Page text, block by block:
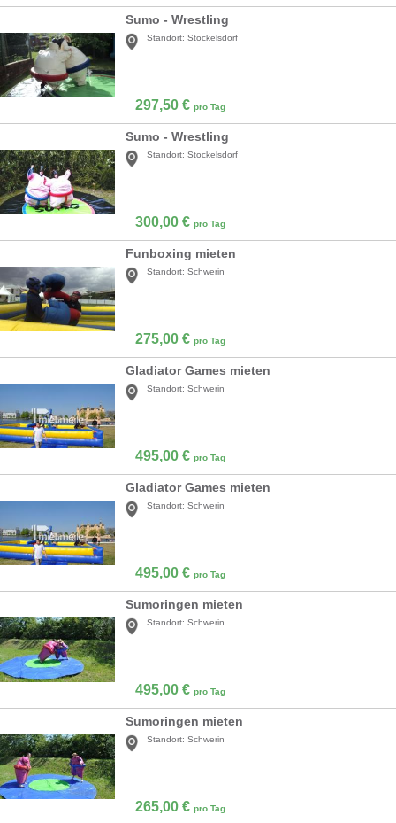
Sumo - Wrestling
Standort: Stockelsdorf
297,50 € pro Tag
Sumo - Wrestling
Standort: Stockelsdorf
300,00 € pro Tag
Funboxing mieten
Standort: Schwerin
275,00 € pro Tag
Gladiator Games mieten
Standort: Schwerin
495,00 € pro Tag
Gladiator Games mieten
Standort: Schwerin
495,00 € pro Tag
Sumoringen mieten
Standort: Schwerin
495,00 € pro Tag
Sumoringen mieten
Standort: Schwerin
265,00 € pro Tag